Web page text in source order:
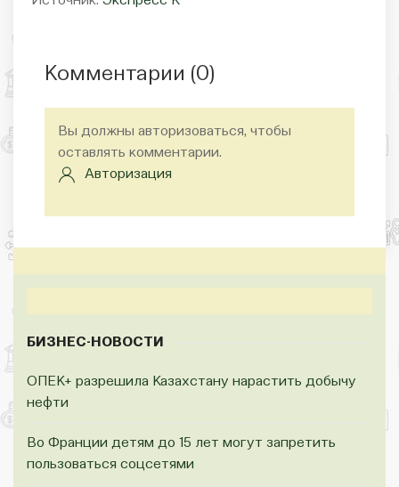
Комментарии (0)
Вы должны авторизоваться, чтобы
оставлять комментарии.
Авторизация